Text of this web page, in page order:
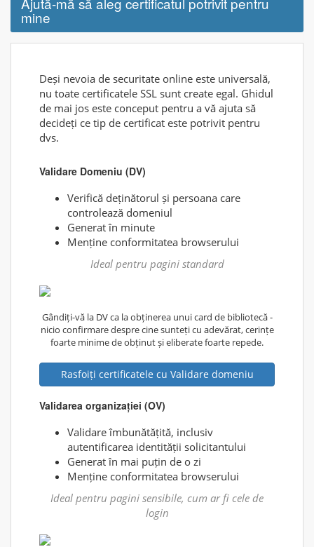
mine
Deși nevoia de securitate online este universală,
nu toate certificatele SSL sunt create egal. Ghidul
de mai jos este conceput pentru a vă ajuta să
decideți ce tip de certificat este potrivit pentru
dvs.
Validare Domeniu (DV)
Verifică deținătorul și persoana care
controlează domeniul
Generat în minute
Menține conformitatea browserului
Ideal pentru pagini standard
Gândiți-vă la DV ca la obținerea unui card de bibliotecă -
nicio confirmare despre cine sunteți cu adevărat, cerințe
foarte minime de obținut și eliberate foarte repede.
Rasfoiți certificatele cu Validare domeniu
Validarea organizației (OV)
Validare îmbunătățită, inclusiv
autentificarea identității solicitantului
Generat în mai puțin de o zi
Menține conformitatea browserului
Ideal pentru pagini sensibile, cum ar fi cele de
login